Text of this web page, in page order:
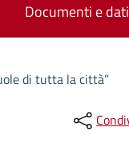
Documenti e dati
di tutta la città”